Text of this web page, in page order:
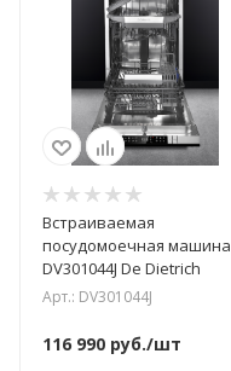
Встраиваемая
посудомоечная машина
DV301044J De Dietrich
Арт.: DV301044J
116 990 руб./шт